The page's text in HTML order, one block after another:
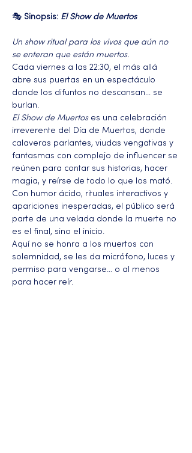
🎭 Sinopsis: El Show de Muertos
Un show ritual para los vivos que aún no
se enteran que están muertos.
Cada viernes a las 22:30, el más allá
abre sus puertas en un espectáculo
donde los difuntos no descansan… se
burlan.
El Show de Muertos es una celebración
irreverente del Día de Muertos, donde
calaveras parlantes, viudas vengativas y
fantasmas con complejo de influencer se
reúnen para contar sus historias, hacer
magia, y reírse de todo lo que los mató.
Con humor ácido, rituales interactivos y
apariciones inesperadas, el público será
parte de una velada donde la muerte no
es el final, sino el inicio.
Aquí no se honra a los muertos con
solemnidad, se les da micrófono, luces y
permiso para vengarse… o al menos
para hacer reír.